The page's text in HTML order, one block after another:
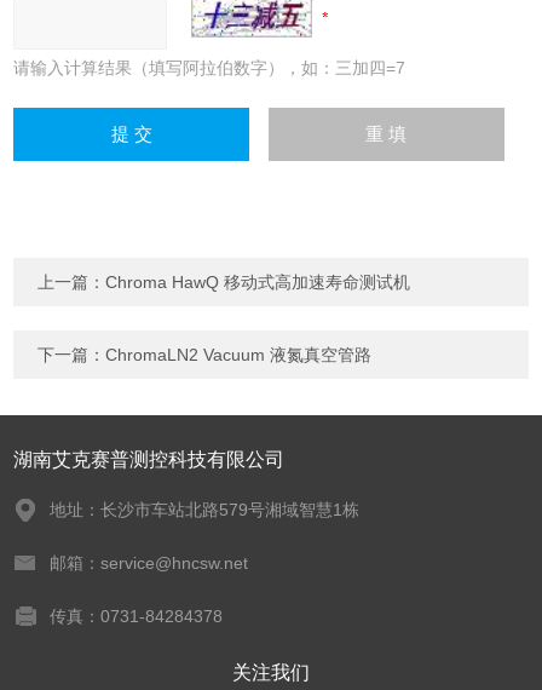
请输入计算结果（填写阿拉伯数字），如：三加四=7
上一篇：Chroma HawQ 移动式高加速寿命测试机
下一篇：ChromaLN2 Vacuum 液氮真空管路
湖南艾克赛普测控科技有限公司
地址：长沙市车站北路579号湘域智慧1栋
邮箱：service@hncsw.net
传真：0731-84284378
关注我们